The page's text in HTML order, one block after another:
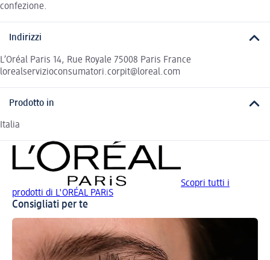
confezione.
Indirizzi
L’Oréal Paris 14, Rue Royale 75008 Paris France
lorealservizioconsumatori.corpit@loreal.com
Prodotto in
Italia
Scopri tutti i
prodotti di L'ORÉAL PARiS
Consigliati per te